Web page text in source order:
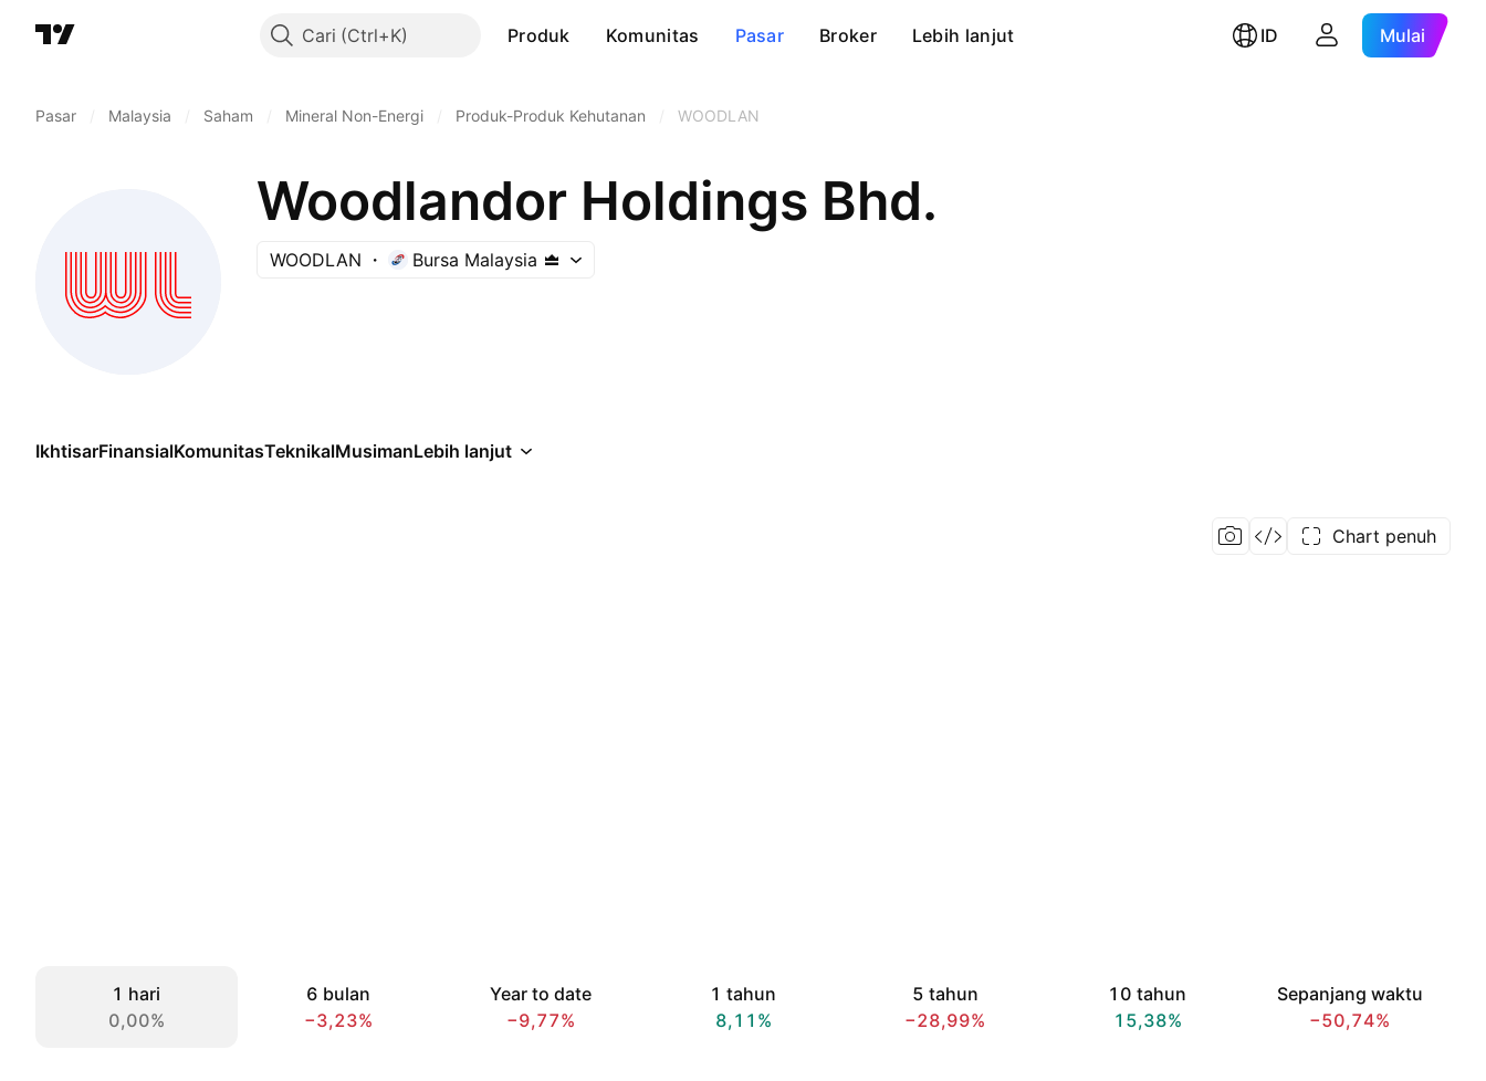
Cari Produk Komunitas Pasar Broker Lebih lanjut ID Mulai
Pasar Malaysia Saham Mineral Non-Energi Produk-Produk Kehutanan WOODLAN
Woodlandor Holdings Bhd.
WOODLAN Bursa Malaysia
IkhtisarFinansialKomunitasTeknikalMusimanLebih lanjut
Chart penuh
1 hari
0,00%
6 bulan
−3,23%
Year to date
−9,77%
1 tahun
8,11%
5 tahun
−28,99%
10 tahun
15,38%
Sepanjang waktu
−50,74%